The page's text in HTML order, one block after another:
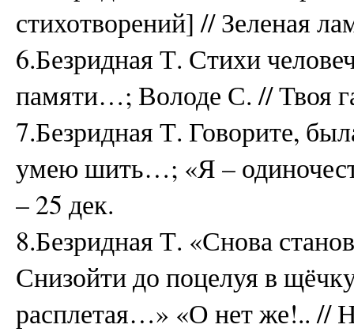
стихотворений] // Зеленая
6.Безридная Т. Стихи
памяти…; Володе С. // Твоя
7.Безридная Т. Говорите,
умею шить…; «Я –
– 25 дек.
8.Безридная Т. «Снова
Снизойти до поцелуя в
расплетая…» «О нет же!.. //